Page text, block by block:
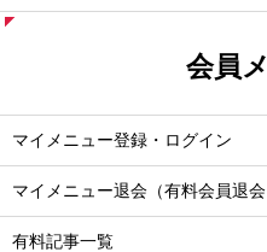
会員
マイメニュー登録・ログイン
マイメニュー退会（有料会員退会
有料記事一覧